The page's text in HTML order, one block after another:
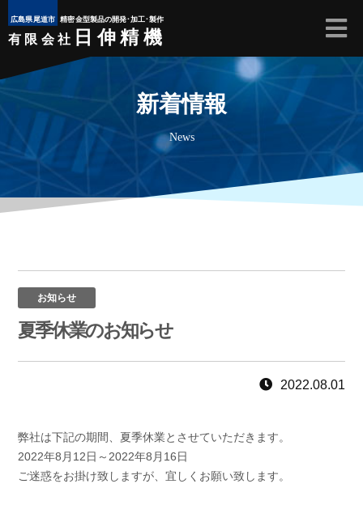
広島県尾道市 精密金型製品の開発･加工･製作
有限会社 日伸精機
新着情報
News
夏季休業のお知らせ
2022.08.01
弊社は下記の期間、夏季休業とさせていただきます。
2022年8月12日～2022年8月16日
ご迷惑をお掛け致しますが、宜しくお願い致します。